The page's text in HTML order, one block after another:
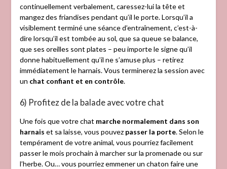
continuellement verbalement, caressez-lui la tête et
mangez des friandises pendant qu’il le porte. Lorsqu’il a
visiblement terminé une séance d’entraînement, c’est-à-
dire lorsqu’il est tombée au sol, que sa queue se balance,
que ses oreilles sont plates – peu importe le signe qu’il
donne habituellement qu’il ne s’amuse plus – retirez
immédiatement le harnais. Vous terminerez la session avec
un chat confiant et en contrôle.
6) Profitez de la balade avec votre chat
Une fois que votre chat marche normalement dans son
harnais et sa laisse, vous pouvez passer la porte. Selon le
tempérament de votre animal, vous pourriez facilement
passer le mois prochain à marcher sur la promenade ou sur
l’herbe. Ou… vous pourriez emmener un chaton faire une